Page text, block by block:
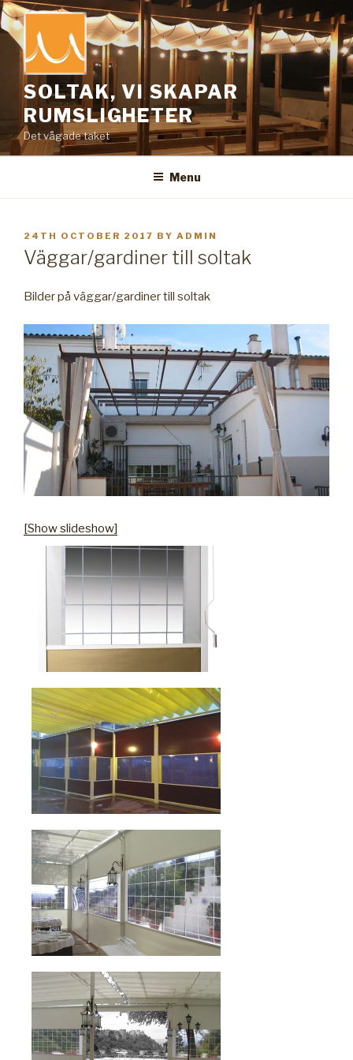
Skip
to
content
SOLTAK, VI SKAPAR
RUMSLIGHETER
Det vågade taket
Menu
POSTED
ON
24TH OCTOBER 2017 BY ADMIN
Väggar/gardiner till soltak
Bilder på väggar/gardiner till soltak
[Show slideshow]